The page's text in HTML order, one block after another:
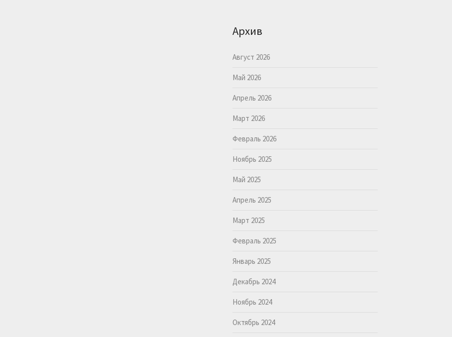
Архив
Август 2026
Май 2026
Апрель 2026
Март 2026
Февраль 2026
Ноябрь 2025
Май 2025
Апрель 2025
Март 2025
Февраль 2025
Январь 2025
Декабрь 2024
Ноябрь 2024
Октябрь 2024